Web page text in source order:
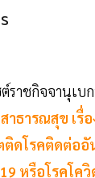
ราชกิจจานุเบ
าธารณสุข เรื่
ดโรคติดต่ออั
หรือโรคโค